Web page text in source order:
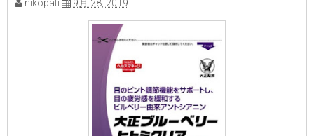
nikopati 9月 28, 2019